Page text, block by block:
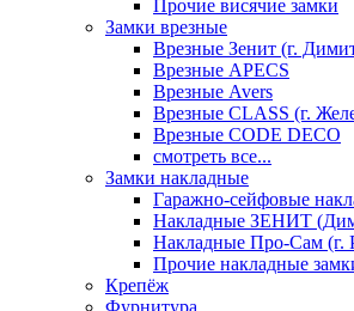
Прочие висячие замки
Замки врезные
Врезные Зенит (г.
Врезные APECS
Врезные Avers
Врезные CLASS (г.
Врезные CODE DECO
смотреть все...
Замки накладные
Гаражно-сейфовые
Накладные ЗЕНИТ
Накладные Про-Сам (г.
Прочие накладные
Крепёж
Фурнитура